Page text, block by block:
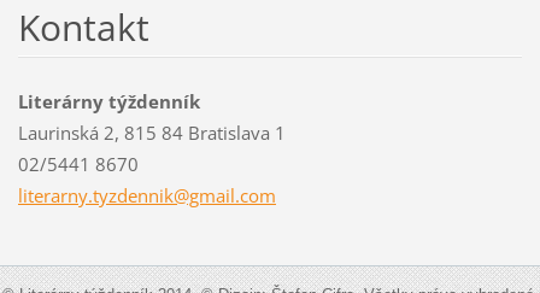
Kontakt
Literárny týždenník
Laurinská 2, 815 84 Bratislava 1
02/5441 8670
literarny.tyzdennik@gmail.com